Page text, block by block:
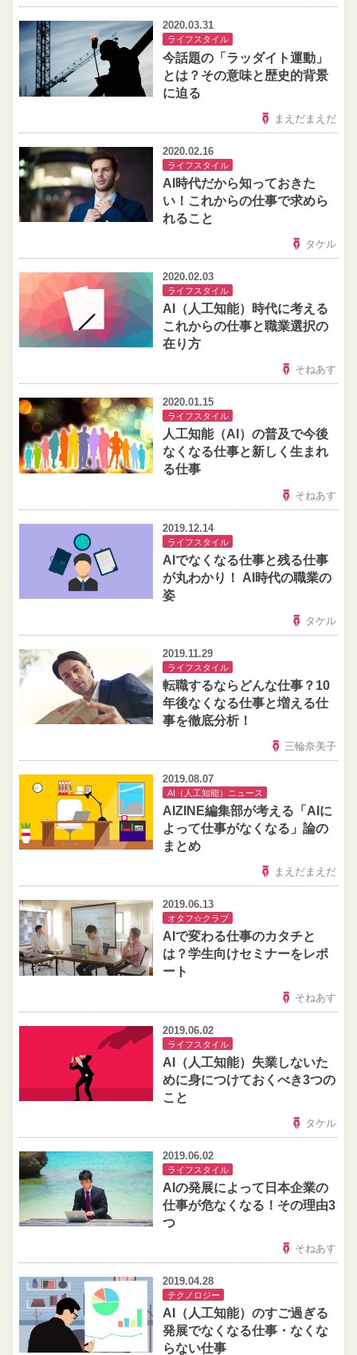
2020.03.31
ライフスタイル
今話題の「ラッダイト運動」
とは？その意味と歴史的背景
に迫る
まえだまえだ
2020.02.16
ライフスタイル
AI時代だから知っておきた
い！これからの仕事で求めら
れること
タケル
2020.02.03
ライフスタイル
AI（人工知能）時代に考える
これからの仕事と職業選択の
在り方
そねあす
2020.01.15
ライフスタイル
人工知能（AI）の普及で今後
なくなる仕事と新しく生まれ
る仕事
そねあす
2019.12.14
ライフスタイル
AIでなくなる仕事と残る仕事
が丸わかり！ AI時代の職業の
姿
タケル
2019.11.29
ライフスタイル
転職するならどんな仕事？10
年後なくなる仕事と増える仕
事を徹底分析！
三輪奈美子
2019.08.07
AI（人工知能）ニュース
AIZINE編集部が考える「AIに
よって仕事がなくなる」論の
まとめ
まえだまえだ
2019.06.13
オタフ☆クラブ
AIで変わる仕事のカタチと
は？学生向けセミナーをレポ
ート
そねあす
2019.06.02
ライフスタイル
AI（人工知能）失業しないた
めに身につけておくべき3つの
こと
タケル
2019.06.02
ライフスタイル
AIの発展によって日本企業の
仕事が危なくなる！その理由3
つ
そねあす
2019.04.28
テクノロジー
AI（人工知能）のすご過ぎる
発展でなくなる仕事・なくな
らない仕事